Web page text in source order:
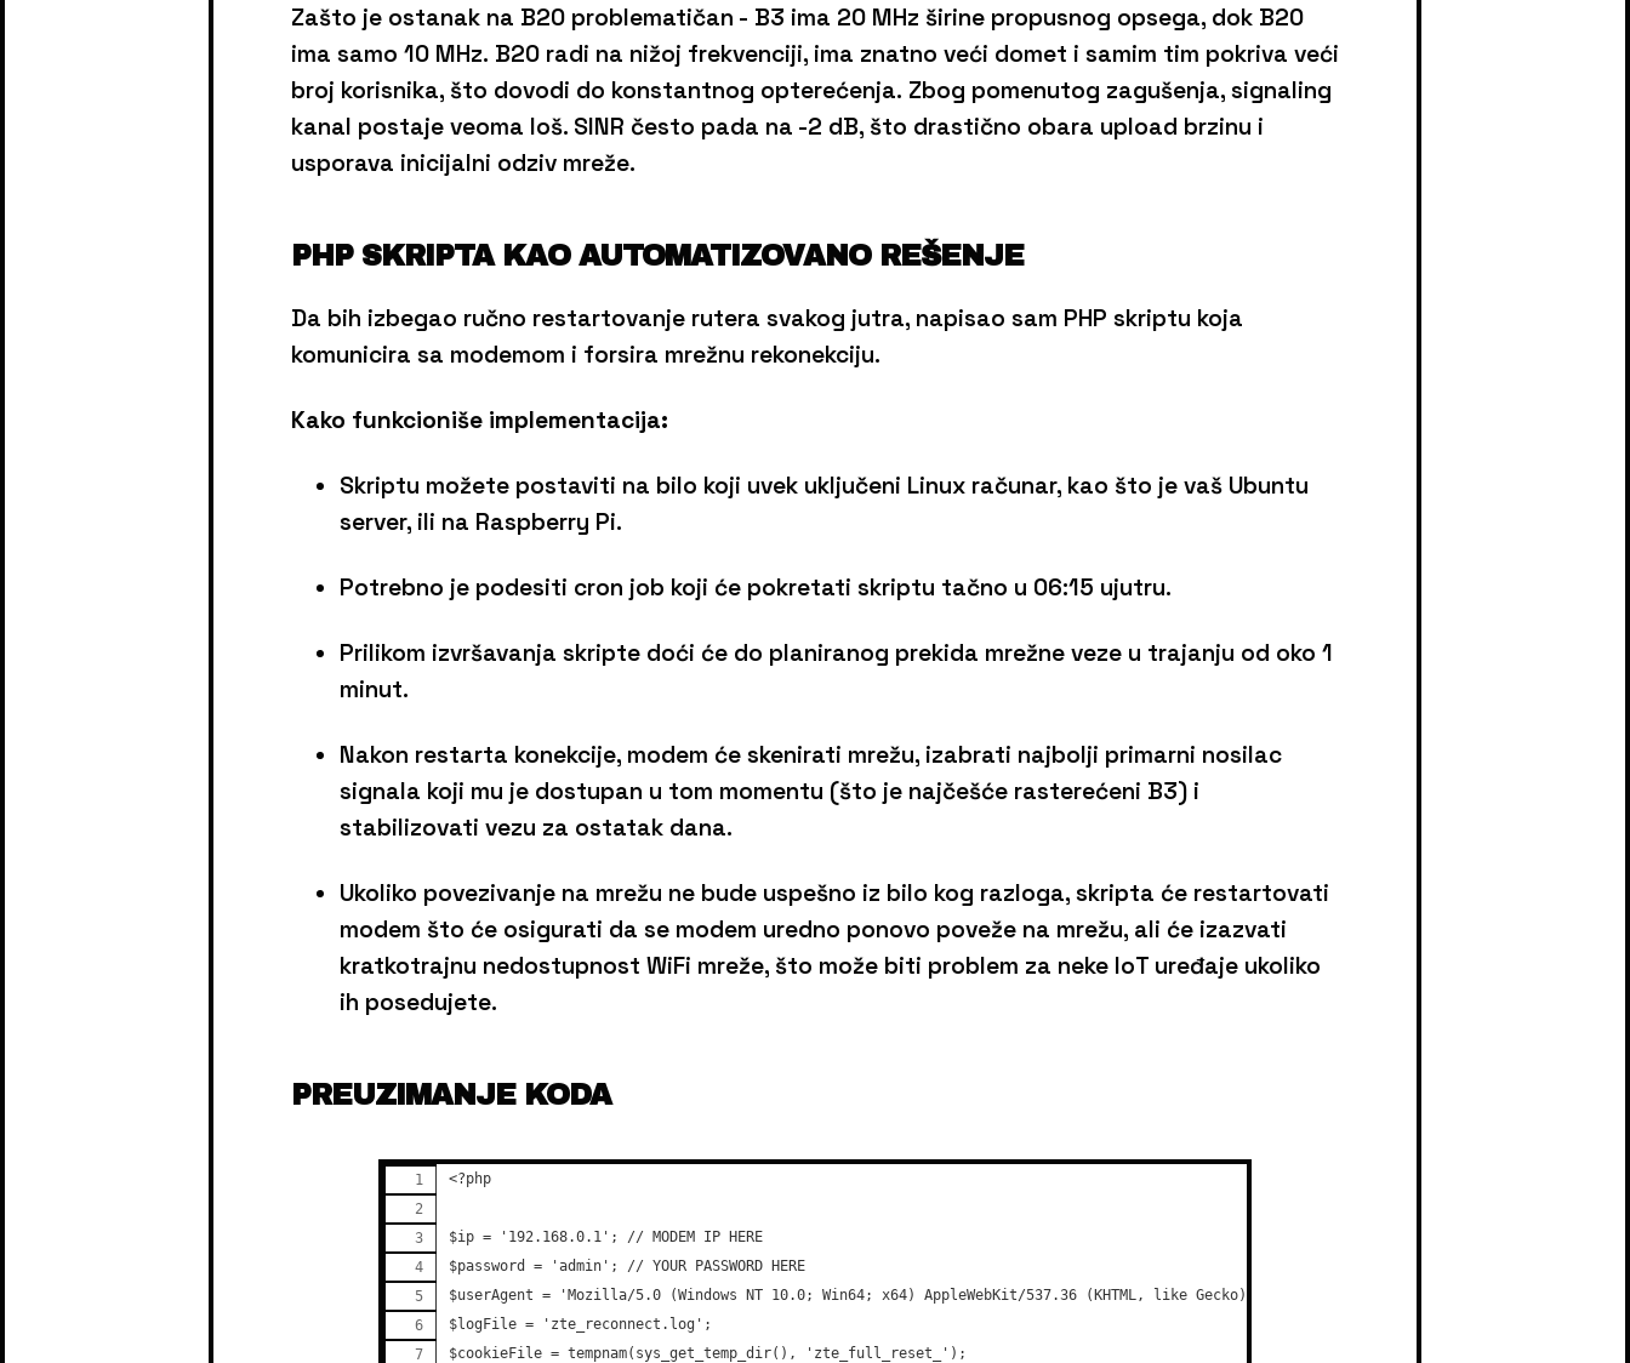
Zašto je ostanak na B20 problematičan - B3 ima 20 MHz širine propusnog opsega, dok B20
ima samo 10 MHz. B20 radi na nižoj frekvenciji, ima znatno veći domet i samim tim pokriva veći
broj korisnika, što dovodi do konstantnog opterećenja. Zbog pomenutog zagušenja, signaling
kanal postaje veoma loš. SINR često pada na -2 dB, što drastično obara upload brzinu i
usporava inicijalni odziv mreže.
PHP SKRIPTA KAO AUTOMATIZOVANO REŠENJE
Da bih izbegao ručno restartovanje rutera svakog jutra, napisao sam PHP skriptu koja
komunicira sa modemom i forsira mrežnu rekonekciju.
Kako funkcioniše implementacija:
Skriptu možete postaviti na bilo koji uvek uključeni Linux računar, kao što je vaš Ubuntu
server, ili na Raspberry Pi.
Potrebno je podesiti cron job koji će pokretati skriptu tačno u 06:15 ujutru.
Prilikom izvršavanja skripte doći će do planiranog prekida mrežne veze u trajanju od oko 1
minut.
Nakon restarta konekcije, modem će skenirati mrežu, izabrati najbolji primarni nosilac
signala koji mu je dostupan u tom momentu (što je najčešće rasterećeni B3) i
stabilizovati vezu za ostatak dana.
Ukoliko povezivanje na mrežu ne bude uspešno iz bilo kog razloga, skripta će restartovati
modem što će osigurati da se modem uredno ponovo poveže na mrežu, ali će izazvati
kratkotrajnu nedostupnost WiFi mreže, što može biti problem za neke IoT uređaje ukoliko
ih posedujete.
PREUZIMANJE KODA
<?php
$ip = '192.168.0.1'; // MODEM IP HERE
$password = 'admin'; // YOUR PASSWORD HERE
$userAgent = 'Mozilla/5.0 (Windows NT 10.0; Win64; x64) AppleWebKit/537.36 (KHTML, like Gecko) Chrome/122.0.0.0 Safari/537.36';
$logFile = 'zte_reconnect.log';
$cookieFile = tempnam(sys_get_temp_dir(), 'zte_full_reset_');